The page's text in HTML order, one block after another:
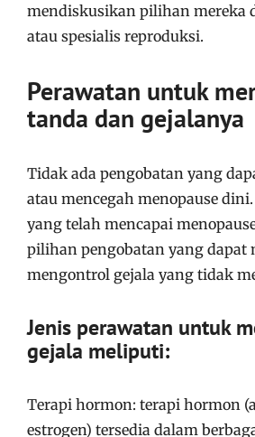
mendiskusikan pilihan mereka
atau spesialis reproduksi.
Perawatan untuk
tanda dan gejalanya
Tidak ada pengobatan yang
atau mencegah menopause
yang telah mencapai
pilihan pengobatan yang dapat
mengontrol gejala yang tidak
Jenis perawatan untuk
gejala meliputi:
Terapi hormon: terapi hormon
estrogen) tersedia dalam